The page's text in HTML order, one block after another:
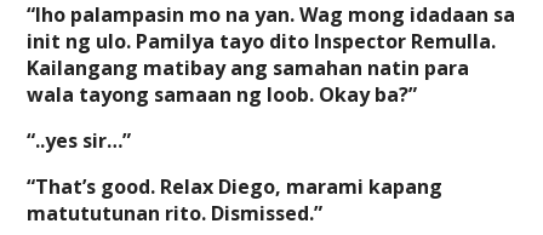
“Iho palampasin mo na yan. Wag mong idadaan sa
init ng ulo. Pamilya tayo dito Inspector Remulla.
Kailangang matibay ang samahan natin para
wala tayong samaan ng loob. Okay ba?”
“..yes sir…”
“That’s good. Relax Diego, marami kapang
matututunan rito. Dismissed.”